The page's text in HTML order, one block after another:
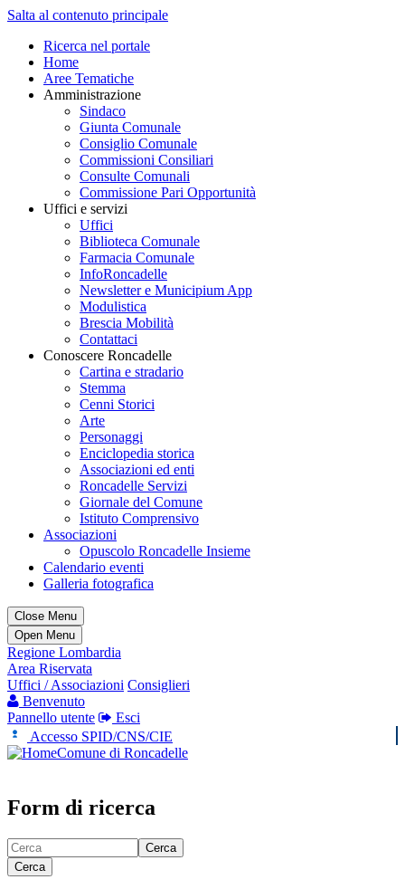
Salta al contenuto principale
Ricerca nel portale
Home
Aree Tematiche
Amministrazione
Sindaco
Giunta Comunale
Consiglio Comunale
Commissioni Consiliari
Consulte Comunali
Commissione Pari Opportunità
Uffici e servizi
Uffici
Biblioteca Comunale
Farmacia Comunale
InfoRoncadelle
Newsletter e Municipium App
Modulistica
Brescia Mobilità
Contattaci
Conoscere Roncadelle
Cartina e stradario
Stemma
Cenni Storici
Arte
Personaggi
Enciclopedia storica
Associazioni ed enti
Roncadelle Servizi
Giornale del Comune
Istituto Comprensivo
Associazioni
Opuscolo Roncadelle Insieme
Calendario eventi
Galleria fotografica
Close Menu
Open Menu
Regione Lombardia
Area Riservata
Uffici / Associazioni Consiglieri
Benvenuto
Pannello utente
Esci
Accesso SPID/CNS/CIE
Comune di Roncadelle
Form di ricerca
Cerca
Cerca